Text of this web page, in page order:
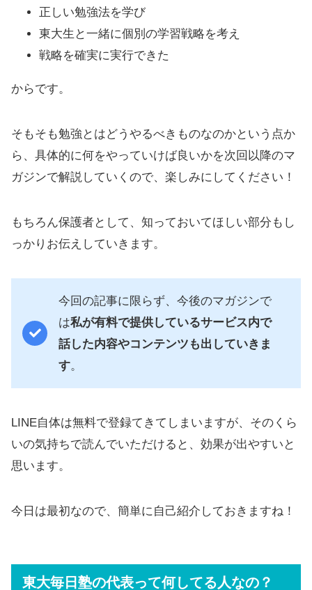
正しい勉強法を学び
東大生と一緒に個別の学習戦略を考え
戦略を確実に実行できた
からです。
そもそも勉強とはどうやるべきものなのかという点か
ら、具体的に何をやっていけば良いかを次回以降のマ
ガジンで解説していくので、楽しみにしてください！
もちろん保護者として、知っておいてほしい部分もし
っかりお伝えしていきます。
今回の記事に限らず、今後のマガジンで
は私が有料で提供しているサービス内で
話した内容やコンテンツも出していきま
す。
LINE自体は無料で登録てきてしまいますが、そのくら
いの気持ちで読んでいただけると、効果が出やすいと
思います。
今日は最初なので、簡単に自己紹介しておきますね！
東大毎日塾の代表って何してる人なの？